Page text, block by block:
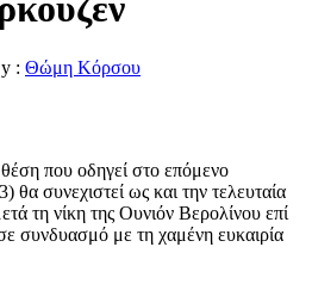
: Θώμη Κόρσου
που οδηγεί στο επόμενο
συνεχιστεί ως και την τελευταία
τη νίκη της Ουνιόν Βερολίνου επί
συνδυασμό με τη χαμένη ευκαιρία